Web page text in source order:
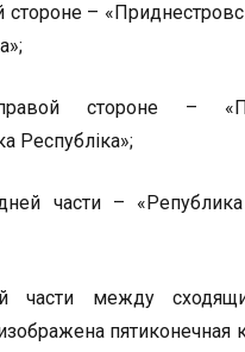
стороне –
стороне –
Республiка»;
части –
части между
пятиконечная